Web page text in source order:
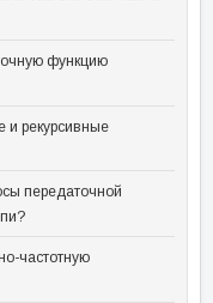
функцию
и рекурсивные
передаточной
частотную